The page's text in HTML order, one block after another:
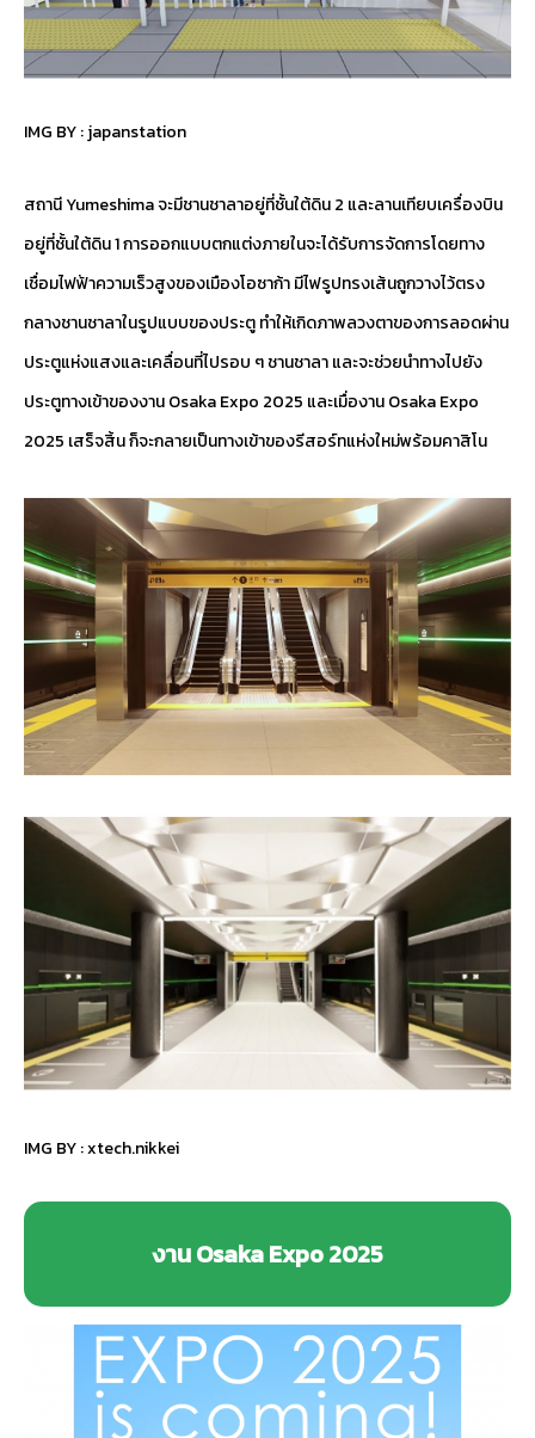
IMG BY :japanstation
สถานี Yumeshima จะมีชานชาลาอยู่ที่ชั้นใต้ดิน 2 และลานเทียบเครื่องบิน
อยู่ที่ชั้นใต้ดิน 1 การออกแบบตกแต่งภายในจะได้รับการจัดการโดยทาง
เชื่อมไฟฟ้าความเร็วสูงของเมืองโอซาก้า มีไฟรูปทรงเส้นถูกวางไว้ตรง
กลางชานชาลาในรูปแบบของประตู ทำให้เกิดภาพลวงตาของการลอดผ่าน
ประตูแห่งแสงและเคลื่อนที่ไปรอบ ๆ ชานชาลา และจะช่วยนำทางไปยัง
ประตูทางเข้าของงาน Osaka Expo 2025 และเมื่องาน Osaka Expo
2025 เสร็จสิ้น ก็จะกลายเป็นทางเข้าของรีสอร์ทแห่งใหม่พร้อมคาสิโน
IMG BY :xtech.nikkei
งาน Osaka Expo 2025